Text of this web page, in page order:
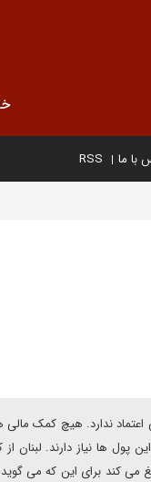
با ما RSS
ندارد. هیچ کمک مالی
ها نیاز دارند. لبنان از
کند برای این که می